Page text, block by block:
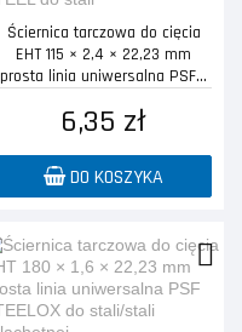
Ściernica tarczowa do cięcia
EHT 115 × 2,4 × 22,23 mm
prosta linia uniwersalna PSF...
6,35 zł
DO KOSZYKA